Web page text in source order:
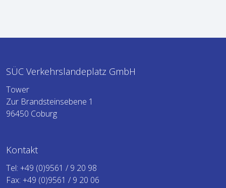
SÜC Verkehrslandeplatz GmbH
Tower
Zur Brandsteinsebene 1
96450 Coburg
Kontakt
Tel: +49 (0)9561 / 9 20 98
Fax: +49 (0)9561 / 9 20 06